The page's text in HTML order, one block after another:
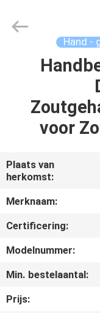
THUIS
PRODUCTEN
ONS
ONS
YIERYI
Technology
Hand -
voor
Plaats van
herkomst:
Merknaam:
Certificering:
Modelnummer:
Min. bestelaantal:
Prijs: